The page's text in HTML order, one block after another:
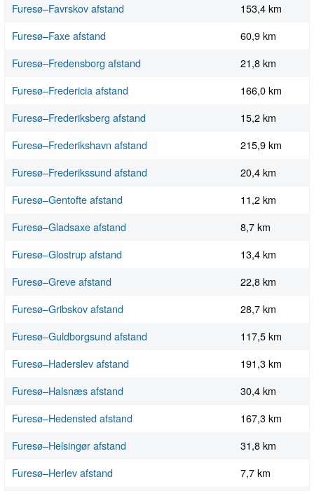
Furesø–Favrskov afstand
153,4 km
Furesø–Faxe afstand
60,9 km
Furesø–Fredensborg afstand
21,8 km
Furesø–Fredericia afstand
166,0 km
Furesø–Frederiksberg afstand
15,2 km
Furesø–Frederikshavn afstand
215,9 km
Furesø–Frederikssund afstand
20,4 km
Furesø–Gentofte afstand
11,2 km
Furesø–Gladsaxe afstand
8,7 km
Furesø–Glostrup afstand
13,4 km
Furesø–Greve afstand
22,8 km
Furesø–Gribskov afstand
28,7 km
Furesø–Guldborgsund afstand
117,5 km
Furesø–Haderslev afstand
191,3 km
Furesø–Halsnæs afstand
30,4 km
Furesø–Hedensted afstand
167,3 km
Furesø–Helsingør afstand
31,8 km
Furesø–Herlev afstand
7,7 km